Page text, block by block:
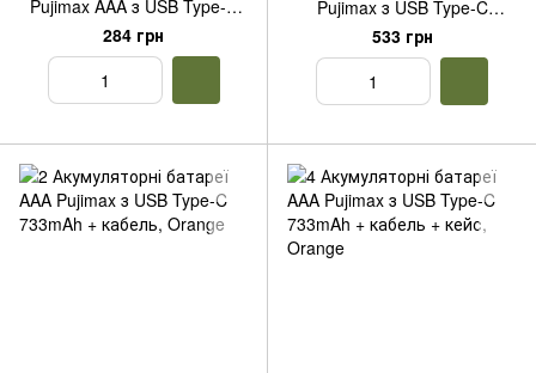
Pujimax AAA з USB Type-C
1100mWh 1.5V + кабель
(блістер)
284 грн
Pujimax з USB Type-C
1100mWh 1.5V + кабель
(блістер)
533 грн